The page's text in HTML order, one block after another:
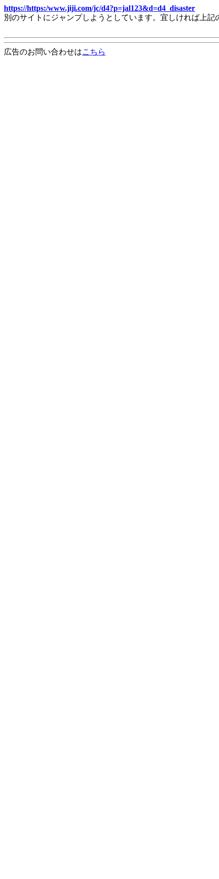
https://https:/www.jiji.com/jc/d4?p=jal123&d=d4_disaster
別のサイトにジャンプしようとしています。宜しければ上
広告のお問い合わせはこちら